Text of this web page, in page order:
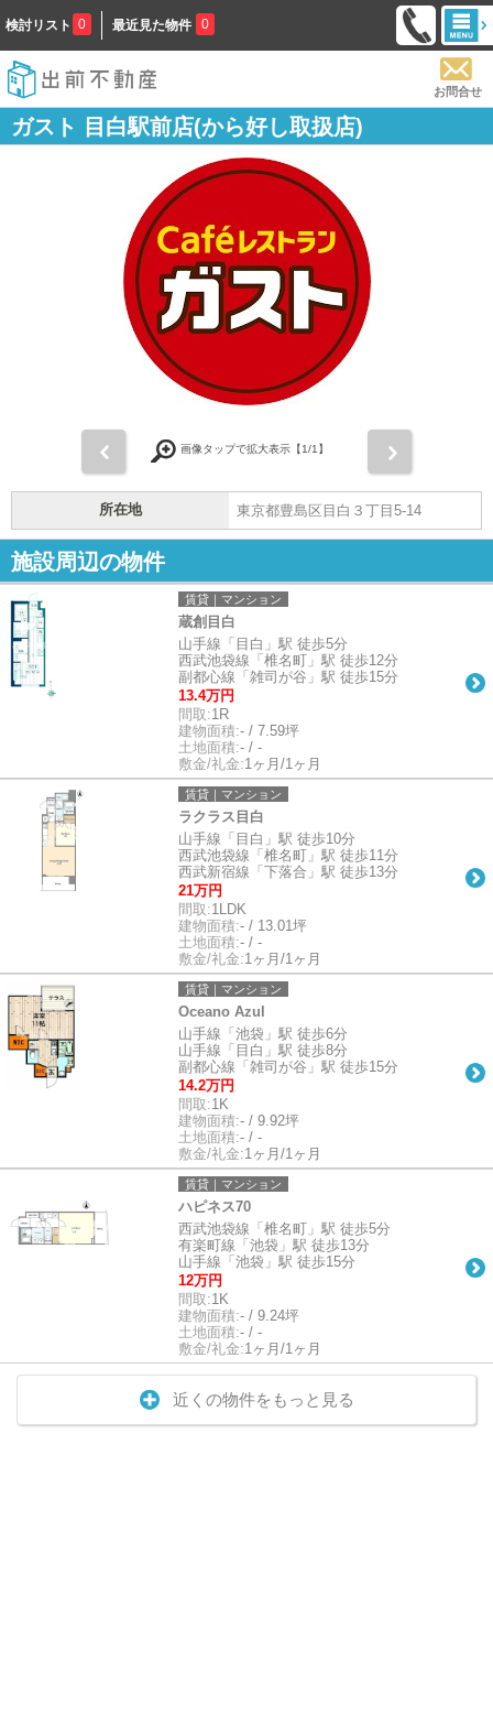
検討リスト 0 最近見た物件 0
お問合せ
ガスト 目白駅前店(から好し取扱店)
画像タップで拡大表示【1/1】
所在地 東京都豊島区目白３丁目5-14
施設周辺の物件
賃貸｜マンション
蔵創目白
山手線「目白」駅 徒歩5分
西武池袋線「椎名町」駅 徒歩12分
副都心線「雑司が谷」駅 徒歩15分
13.4万円
間取:1R
建物面積:- / 7.59坪
土地面積:- / -
敷金/礼金:1ヶ月/1ヶ月
賃貸｜マンション
ラクラス目白
山手線「目白」駅 徒歩10分
西武池袋線「椎名町」駅 徒歩11分
西武新宿線「下落合」駅 徒歩13分
21万円
間取:1LDK
建物面積:- / 13.01坪
土地面積:- / -
敷金/礼金:1ヶ月/1ヶ月
賃貸｜マンション
Oceano Azul
山手線「池袋」駅 徒歩6分
山手線「目白」駅 徒歩8分
副都心線「雑司が谷」駅 徒歩15分
14.2万円
間取:1K
建物面積:- / 9.92坪
土地面積:- / -
敷金/礼金:1ヶ月/1ヶ月
賃貸｜マンション
ハピネス70
西武池袋線「椎名町」駅 徒歩5分
有楽町線「池袋」駅 徒歩13分
山手線「池袋」駅 徒歩15分
12万円
間取:1K
建物面積:- / 9.24坪
土地面積:- / -
敷金/礼金:1ヶ月/1ヶ月
近くの物件をもっと見る